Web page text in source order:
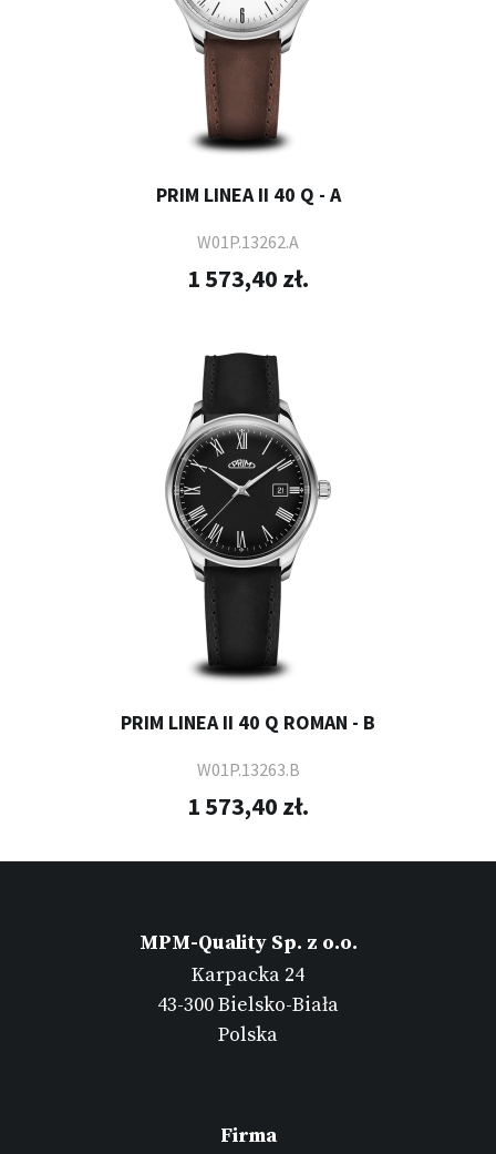
PRIM LINEA II 40 Q - A
W01P.13262.A
1 573,40 zł.
PRIM LINEA II 40 Q ROMAN - B
W01P.13263.B
1 573,40 zł.
MPM-Quality Sp. z o.o.
Karpacka 24
43-300 Bielsko-Biała
Polska
Firma